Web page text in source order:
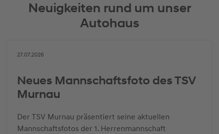
Neuigkeiten rund um unser
Autohaus
27.07.2026
Neues Mannschaftsfoto des TSV
Murnau
Der TSV Murnau präsentiert seine aktuellen
Mannschaftsfotos der 1. Herrenmannschaft